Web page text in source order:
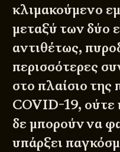
κλιμακούμενο
μεταξύ των δύο
αντιθέτως,
περισσότερες
στο πλαίσιο της
COVID-19, ούτε
δε μπορούν να
υπάρξει